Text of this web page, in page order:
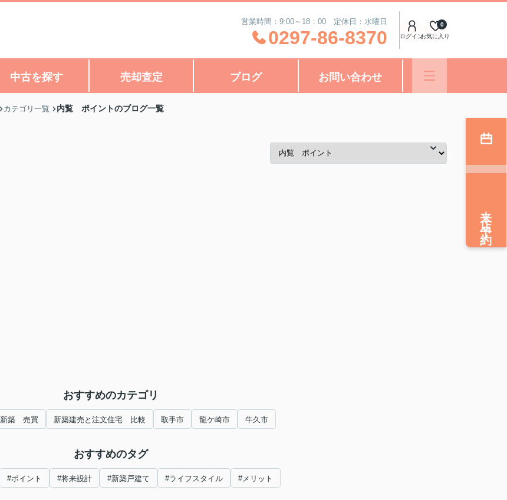
営業時間：9:00～18：00 定休日：水曜日
0297-86-8370 ログインお気に入り
0
中古を探す 売却査定 ブログ お問い合わせ
カテゴリ一覧 内覧 ポイントのブログ一覧
おすすめのカテゴリ
新築 売買 新築建売と注文住宅 比較 取手市 龍ケ崎市 牛久市
おすすめのタグ
#ポイント #将来設計 #新築戸建て #ライフスタイル #メリット
来店予約